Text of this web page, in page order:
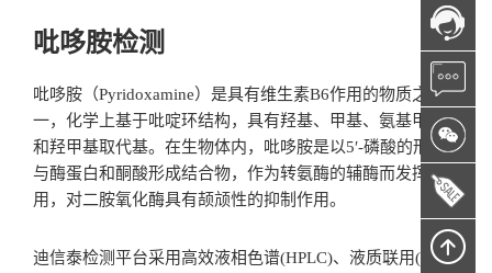
吡哆胺检测
吡哆胺（Pyridoxamine）是具有维生素B6作用的物质之
一，化学上基于吡啶环结构，具有羟基、甲基、氨基甲基
和羟甲基取代基。在生物体内，吡哆胺是以5′-磷酸的形态
与酶蛋白和酮酸形成结合物，作为转氨酶的辅酶而发挥作
用，对二胺氧化酶具有颉颃性的抑制作用。
迪信泰检测平台采用高效液相色谱(HPLC)、液质联用(LC-